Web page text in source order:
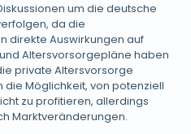
um die deutsche
da die
direkte Auswirkungen auf
Altersvorsorgepläne haben
private Altersvorsorge
Möglichkeit, von potenziell
zu profitieren, allerdings
Marktveränderungen.